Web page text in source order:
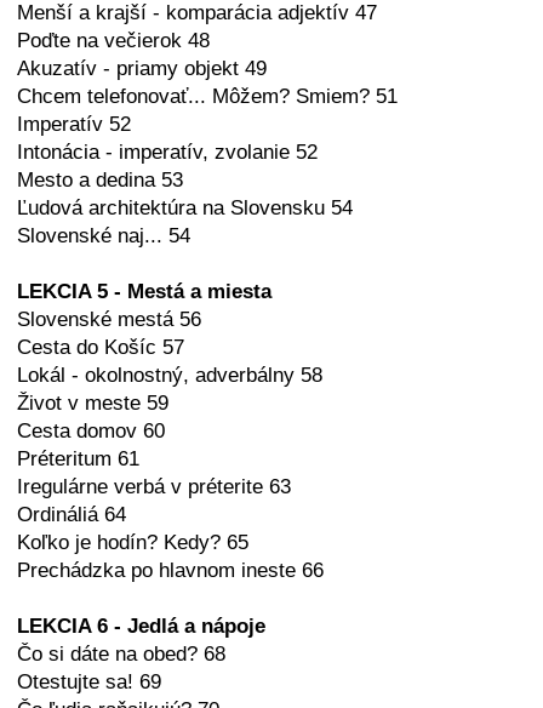
Menší a krajší - komparácia adjektív 47
Poďte na večierok 48
Akuzatív - priamy objekt 49
Chcem telefonovať... Môžem? Smiem? 51
Imperatív 52
Intonácia - imperatív, zvolanie 52
Mesto a dedina 53
Ľudová architektúra na Slovensku 54
Slovenské naj... 54
LEKCIA 5 - Mestá a miesta
Slovenské mestá 56
Cesta do Košíc 57
Lokál - okolnostný, adverbálny 58
Život v meste 59
Cesta domov 60
Préteritum 61
Iregulárne verbá v préterite 63
Ordináliá 64
Koľko je hodín? Kedy? 65
Prechádzka po hlavnom ineste 66
LEKCIA 6 - Jedlá a nápoje
Čo si dáte na obed? 68
Otestujte sa! 69